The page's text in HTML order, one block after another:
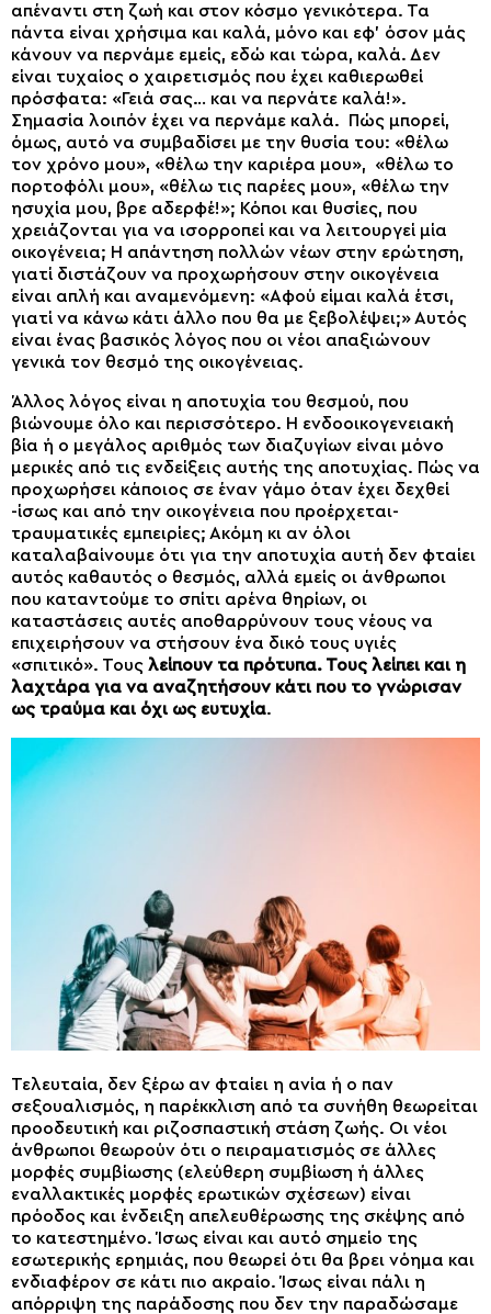
απέναντι στη ζωή και στον κόσμο γενικότερα. Τα
πάντα είναι χρήσιμα και καλά, μόνο και εφ’ όσον μάς
κάνουν να περνάμε εμείς, εδώ και τώρα, καλά. Δεν
είναι τυχαίος ο χαιρετισμός που έχει καθιερωθεί
πρόσφατα: «Γειά σας… και να περνάτε καλά!».
Σημασία λοιπόν έχει να περνάμε καλά. Πώς μπορεί,
όμως, αυτό να συμβαδίσει με την θυσία του: «θέλω
τον χρόνο μου», «θέλω την καριέρα μου», «θέλω το
πορτοφόλι μου», «θέλω τις παρέες μου», «θέλω την
ησυχία μου, βρε αδερφέ!»; Κόποι και θυσίες, που
χρειάζονται για να ισορροπεί και να λειτουργεί μία
οικογένεια; Η απάντηση πολλών νέων στην ερώτηση,
γιατί διστάζουν να προχωρήσουν στην οικογένεια
είναι απλή και αναμενόμενη: «Αφού είμαι καλά έτσι,
γιατί να κάνω κάτι άλλο που θα με ξεβολέψει;» Αυτός
είναι ένας βασικός λόγος που οι νέοι απαξιώνουν
γενικά τον θεσμό της οικογένειας.
Άλλος λόγος είναι η αποτυχία του θεσμού, που
βιώνουμε όλο και περισσότερο. Η ενδοοικογενειακή
βία ή ο μεγάλος αριθμός των διαζυγίων είναι μόνο
μερικές από τις ενδείξεις αυτής της αποτυχίας. Πώς να
προχωρήσει κάποιος σε έναν γάμο όταν έχει δεχθεί
-ίσως και από την οικογένεια που προέρχεται-
τραυματικές εμπειρίες; Ακόμη κι αν όλοι
καταλαβαίνουμε ότι για την αποτυχία αυτή δεν φταίει
αυτός καθαυτός ο θεσμός, αλλά εμείς οι άνθρωποι
που καταντούμε το σπίτι αρένα θηρίων, οι
καταστάσεις αυτές αποθαρρύνουν τους νέους να
επιχειρήσουν να στήσουν ένα δικό τους υγιές
«σπιτικό». Τους λείπουν τα πρότυπα. Τους λείπει και η
λαχτάρα για να αναζητήσουν κάτι που το γνώρισαν
ως τραύμα και όχι ως ευτυχία.
Τελευταία, δεν ξέρω αν φταίει η ανία ή ο παν
σεξουαλισμός, η παρέκκλιση από τα συνήθη θεωρείται
προοδευτική και ριζοσπαστική στάση ζωής. Οι νέοι
άνθρωποι θεωρούν ότι ο πειραματισμός σε άλλες
μορφές συμβίωσης (ελεύθερη συμβίωση ή άλλες
εναλλακτικές μορφές ερωτικών σχέσεων) είναι
πρόοδος και ένδειξη απελευθέρωσης της σκέψης από
το κατεστημένο. Ίσως είναι και αυτό σημείο της
εσωτερικής ερημιάς, που θεωρεί ότι θα βρει νόημα και
ενδιαφέρον σε κάτι πιο ακραίο. Ίσως είναι πάλι η
απόρριψη της παράδοσης που δεν την παραδώσαμε